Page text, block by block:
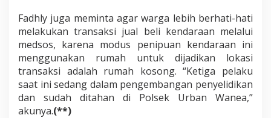
Fadhly juga meminta agar warga lebih berhati-hati
melakukan transaksi jual beli kendaraan melalui
medsos, karena modus penipuan kendaraan ini
menggunakan rumah untuk dijadikan lokasi
transaksi adalah rumah kosong. “Ketiga pelaku
saat ini sedang dalam pengembangan penyelidikan
dan sudah ditahan di Polsek Urban Wanea,”
akunya.(**)